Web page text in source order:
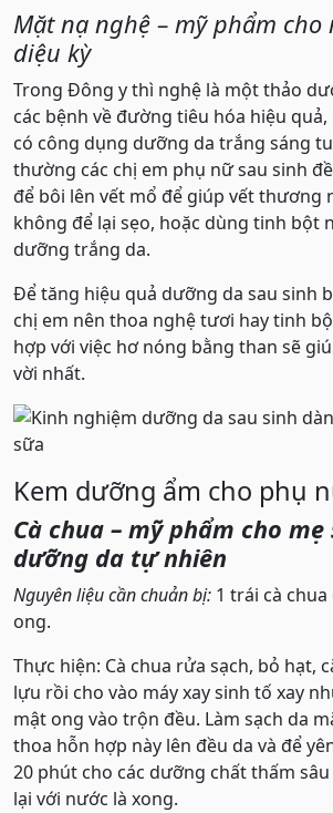
Mặt nạ nghệ – mỹ phẩm cho
diệu kỳ
Trong Đông y thì nghệ là một thảo
các bệnh về đường tiêu hóa hiệu
có công dụng dưỡng da trắng sáng
thường các chị em phụ nữ sau sinh
để bôi lên vết mổ để giúp vết thương
không để lại sẹo, hoặc dùng tinh bột
dưỡng trắng da.
Để tăng hiệu quả dưỡng da sau sinh
chị em nên thoa nghệ tươi hay tinh
hợp với việc hơ nóng bằng than sẽ
vời nhất.
Kem dưỡng ẩm cho phụ
Cà chua – mỹ phẩm cho mẹ
dưỡng da tự nhiên
Nguyên liệu cần chuản bị: 1 trái cà
ong.
Thực hiện: Cà chua rửa sạch, bỏ hạt,
lựu rồi cho vào máy xay sinh tố xay
mật ong vào trộn đều. Làm sạch da
thoa hỗn hợp này lên đều da và để
20 phút cho các dưỡng chất thấm
lại với nước là xong.